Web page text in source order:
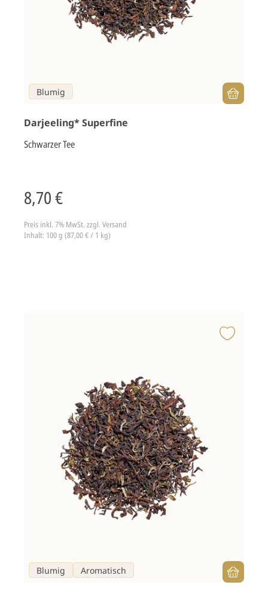
Blumig
Darjeeling* Superfine
Schwarzer Tee
8,70 €
Preis inkl. 7% MwSt. zzgl. Versand
Inhalt: 100 g (87,00 € / 1 kg)
Blumig Aromatisch